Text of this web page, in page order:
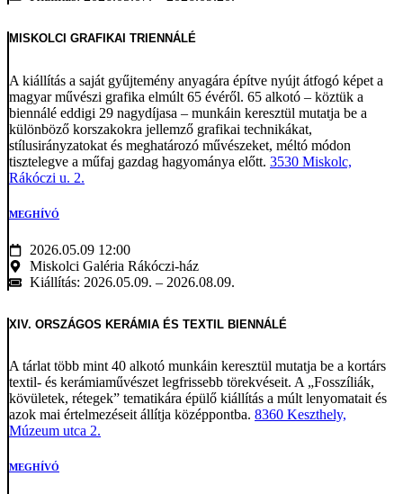
MISKOLCI GRAFIKAI TRIENNÁLÉ
A kiállítás a saját gyűjtemény anyagára építve nyújt átfogó képet a
magyar művészi grafika elmúlt 65 évéről. 65 alkotó – köztük a
biennálé eddigi 29 nagydíjasa – munkáin keresztül mutatja be a
különböző korszakokra jellemző grafikai technikákat,
stílusirányzatokat és meghatározó művészeket, méltó módon
tisztelegve a műfaj gazdag hagyománya előtt. 3530 Miskolc,
Rákóczi u. 2.
MEGHÍVÓ
2026.05.09 12:00
Miskolci Galéria Rákóczi-ház
Kiállítás: 2026.05.09. – 2026.08.09.
XIV. ORSZÁGOS KERÁMIA ÉS TEXTIL BIENNÁLÉ
A tárlat több mint 40 alkotó munkáin keresztül mutatja be a kortárs
textil- és kerámiaművészet legfrissebb törekvéseit. A „Fosszíliák,
kövületek, rétegek” tematikára épülő kiállítás a múlt lenyomatait és
azok mai értelmezéseit állítja középpontba. 8360 Keszthely,
Múzeum utca 2.
MEGHÍVÓ